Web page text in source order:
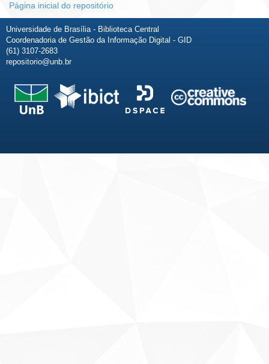
Página inicial do repositório
Universidade de Brasília - Biblioteca Central
Coordenadoria de Gestão da Informação Digital - GID
(61) 3107-2683
repositorio@unb.br